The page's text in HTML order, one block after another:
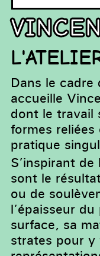
Dans le cadre
accueille
dont le travail
formes
pratique
S’inspirant
sont le
ou de
l’épaisseur
surface, sa
strates pour y